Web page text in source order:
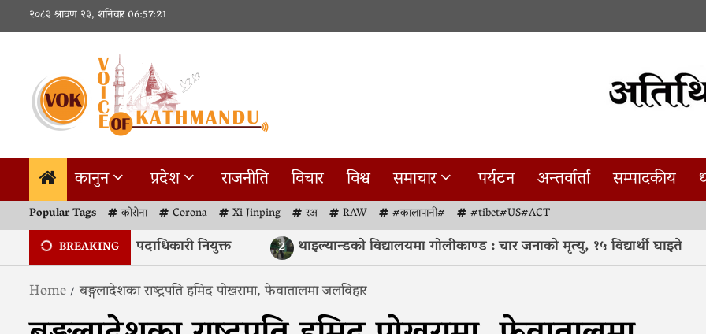
२०८३ श्रावण २३, शनिवार06:57:22
कानुन प्रदेश राजनीति विचार विश्व समाचार पर्यटन अन्तर्वार्ता सम्पादकीय
Popular Tags कोरोना Corona Xi Jinping रअ RAW #कालापानी#
#tibet#US#ACT
BREAKING
प्रतिष्ठानहरूमा नयाँ पदाधिकारी नियुक्त थाइल्यान्डको विद्यालयमा गोलीकाण्ड : चार जनाको मृत्यु, १५ विद्यार्थी घाइते
Home बङ्गलादेशका राष्ट्रपति हमिद पोखरामा, फेवातालमा जलविहार